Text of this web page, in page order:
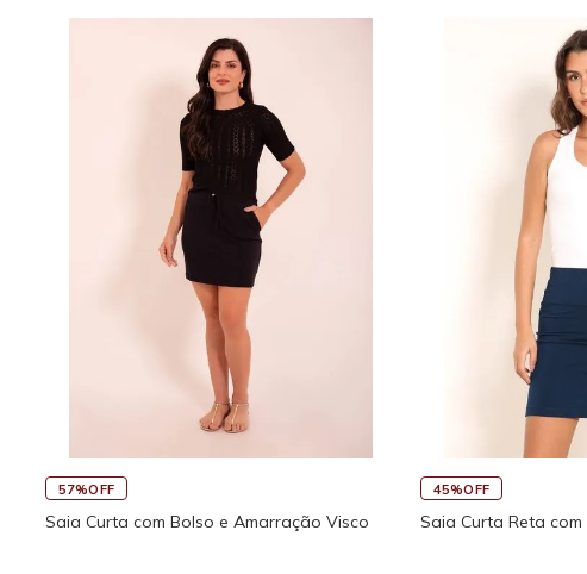
57%OFF
Saia Curta com Bolso e Amarração Visco
45%OFF
Saia Curta Reta com